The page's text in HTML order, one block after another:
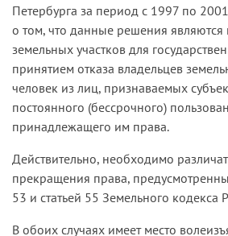
Петербурга за период с 1997 по 2001
о том, что данные решения являются
земельных участков для
принятием отказа владельцев
человек из лиц, признаваемых
постоянного (бессрочного)
принадлежащего им права.
Действительно, необходимо
прекращения права,
53 и статьей 55 Земельного кодекса
В обоих случаях имеет место